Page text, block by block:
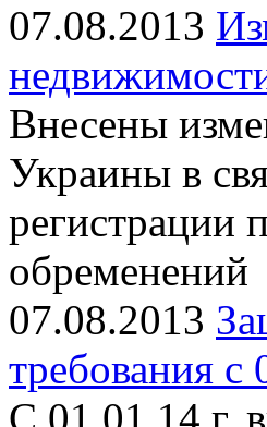
07.08.2013
Внесены
Украины в
регистрации
обременений
07.08.2013
требования с
С 01.01.14 г.